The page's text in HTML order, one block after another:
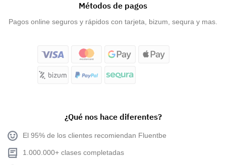
Métodos de pagos
Pagos online seguros y rápidos con tarjeta, bizum, sequra y mas.
¿Qué nos hace diferentes?
El 95% de los clientes recomiendan Fluentbe
1.000.000+ clases completadas